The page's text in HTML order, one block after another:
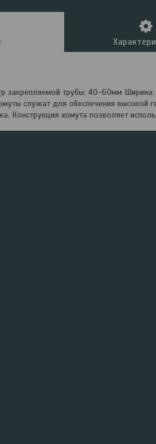
закрепляемой трубы: 40-60мм
служат для обеспечения высокой
Конструкция хомута позволяет